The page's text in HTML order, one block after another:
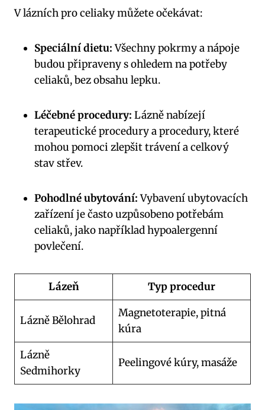
V lázních pro celiaky můžete očekávat:
Speciální dietu:Všechny pokrmy a nápoje
budou připraveny s ohledem na potřeby
celiaků, bez obsahu lepku.
Léčebné procedury: Lázně nabízejí
terapeutické procedury a procedury, které
mohou pomoci zlepšit trávení a celkový
stav střev.
Pohodlné ubytování:Vybavení ubytovacích
zařízení je často uzpůsobeno potřebám
celiaků, jako například hypoalergenní
povlečení.
Lázeň Typ procedur
Lázně Bělohrad
Magnetoterapie, pitná
kúra
Lázně
Sedmihorky
Peelingové kúry, masáže